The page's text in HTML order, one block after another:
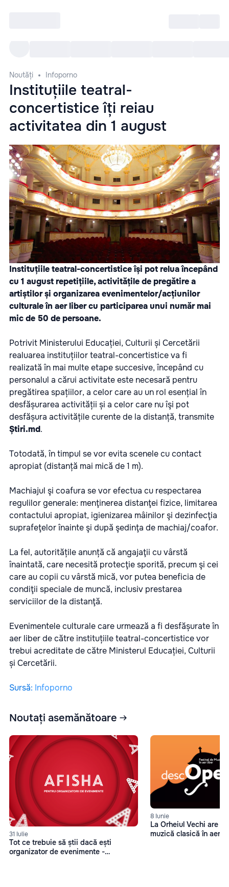
Noutăți Infoporno
Instituțiile teatral-
concertistice îți reiau
activitatea din 1 august
Instituțiile teatral-concertistice își pot relua începând
cu 1 august repetițiile, activitățile de pregătire a
artiștilor și organizarea evenimentelor/acțiunilor
culturale în aer liber cu participarea unui număr mai
mic de 50 de persoane.
Potrivit Ministerului Educației, Culturii și Cercetării
realuarea instituțiilor teatral-concertistice va fi
realizată în mai multe etape succesive, începând cu
personalul a cărui activitate este necesară pentru
pregătirea spațiilor, a celor care au un rol esențial în
desfășurarea activității și a celor care nu îşi pot
desfășura activitățile curente de la distanță, transmite
Știri.md.
Totodată, în timpul se vor evita scenele cu contact
apropiat (distanță mai mică de 1 m).
Machiajul şi coafura se vor efectua cu respectarea
regulilor generale: menţinerea distanţei fizice, limitarea
contactului apropiat, igienizarea mâinilor şi dezinfecţia
suprafeţelor înainte şi după şedinţa de machiaj/coafor.
La fel, autoritățile anunță că angajaţii cu vârstă
înaintată, care necesită protecţie sporită, precum şi cei
care au copii cu vârstă mică, vor putea beneficia de
condiţii speciale de muncă, inclusiv prestarea
serviciilor de la distanţă.
Evenimentele culturale care urmează a fi desfășurate în
aer liber de către instituțiile teatral-concertistice vor
trebui acreditate de către Ministerul Educației, Culturii
și Cercetării.
Sursă: Infoporno
Noutați asemănătoare
31 Iulie
Tot ce trebuie să știi dacă ești
organizator de evenimente -
8 Iunie
La Orheiul Vechi are
muzică clasică în aer